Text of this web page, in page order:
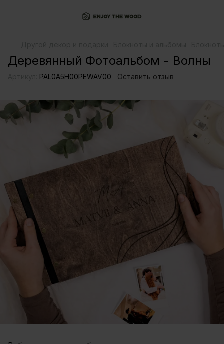
Деревянный Фотоальбом - Волны
PAL0A5H00PEWAV00 Оставить отзыв